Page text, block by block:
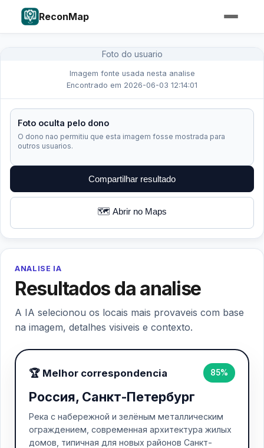
ReconMap
Foto do usuario
Imagem fonte usada nesta analise
Encontrado em 2026-06-03 12:14:01
Foto oculta pelo dono
O dono nao permitiu que esta imagem fosse mostrada para
outros usuarios.
Compartilhar resultado
🗺️ Abrir no Maps
ANALISE IA
Resultados da analise
A IA selecionou os locais mais provaveis com base
na imagem, detalhes visiveis e contexto.
🏆 Melhor correspondencia 85%
Россия, Санкт-Петербург
Река с набережной и зелёным металлическим
ограждением, современная архитектура жилых
домов, типичная для новых районов Санкт-